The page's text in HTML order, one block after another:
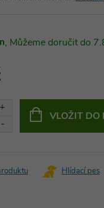
VLOŽIT DO
Hlídací pes